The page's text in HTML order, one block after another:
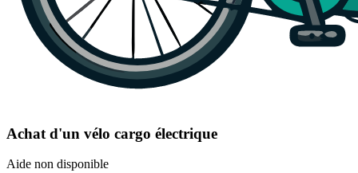
Achat d'un vélo cargo électrique
Aide non disponible